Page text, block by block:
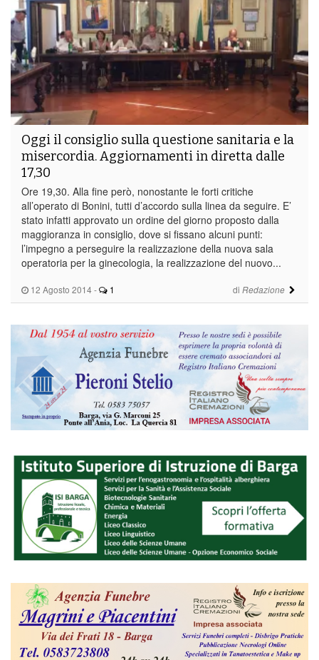
12 Agosto 2014 - 1 di Redazione
Oggi il consiglio sulla questione sanitaria e la
misercordia. Aggiornamenti in diretta dalle
17,30
Ore 19,30. Alla fine però, nonostante le forti critiche
all’operato di Bonini, tutti d’accordo sulla linea da seguire. E’
stato infatti approvato un ordine del giorno proposto dalla
maggioranza in consiglio, dove si fissano alcuni punti:
l’impegno a perseguire la realizzazione della nuova sala
operatoria per la ginecologia, la realizzazione del nuovo...